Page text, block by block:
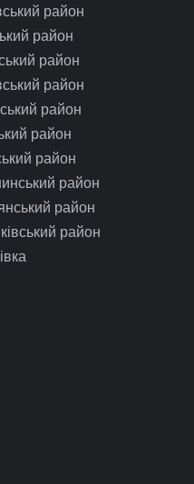
район
район
район
район
район
район
район
район
район
район